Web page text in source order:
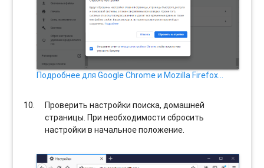
Подробнее для Google Chrome и Mozilla Firefox…
Проверить настройки поиска, домашней
страницы. При необходимости сбросить
настройки в начальное положение.